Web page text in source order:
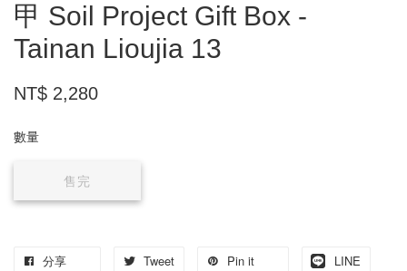
甲 Soil Project Gift Box -
Tainan Lioujia 13
NT$ 2,280
數量
售完
分享 Tweet Pin it LINE